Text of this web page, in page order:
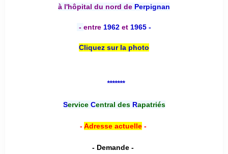
à l'hôpital du nord de Perpignan
- entre 1962 et 1965 -
Cliquez sur la photo
*******
Service Central desRapatriés
-Adresse actuelle-
- Demande -